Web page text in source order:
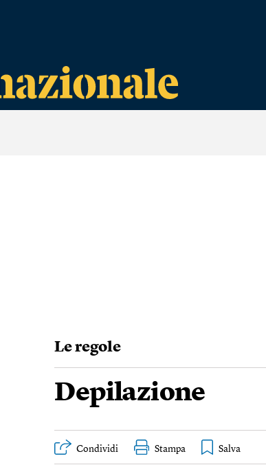
Le regole
Depilazione
Condividi Stampa